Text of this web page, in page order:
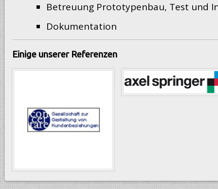
Betreuung Prototypenbau, Test und
Dokumentation
Einige unserer Referenzen